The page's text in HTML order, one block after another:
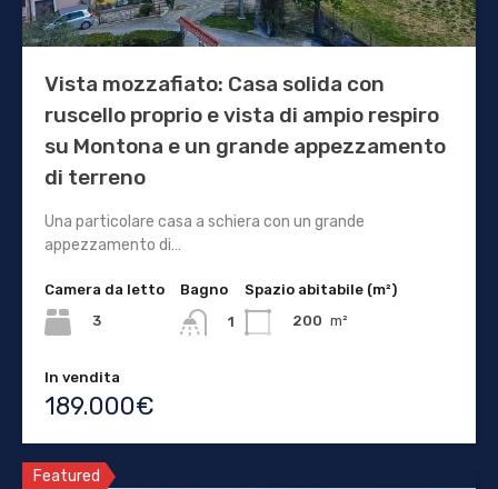
Vista mozzafiato: Casa solida con
ruscello proprio e vista di ampio respiro
su Montona e un grande appezzamento
di terreno
Una particolare casa a schiera con un grande
appezzamento di…
Camera da letto
3
Bagno
1
Spazio abitabile (m²)
200 m²
In vendita
189.000€
Featured